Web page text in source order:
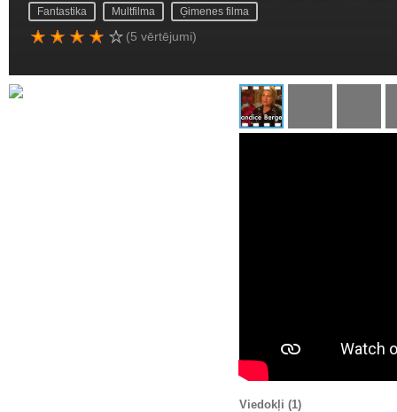
Fantastika Multfilma Ģimenes filma
(5 vērtējumi)
Viedokļi (1)